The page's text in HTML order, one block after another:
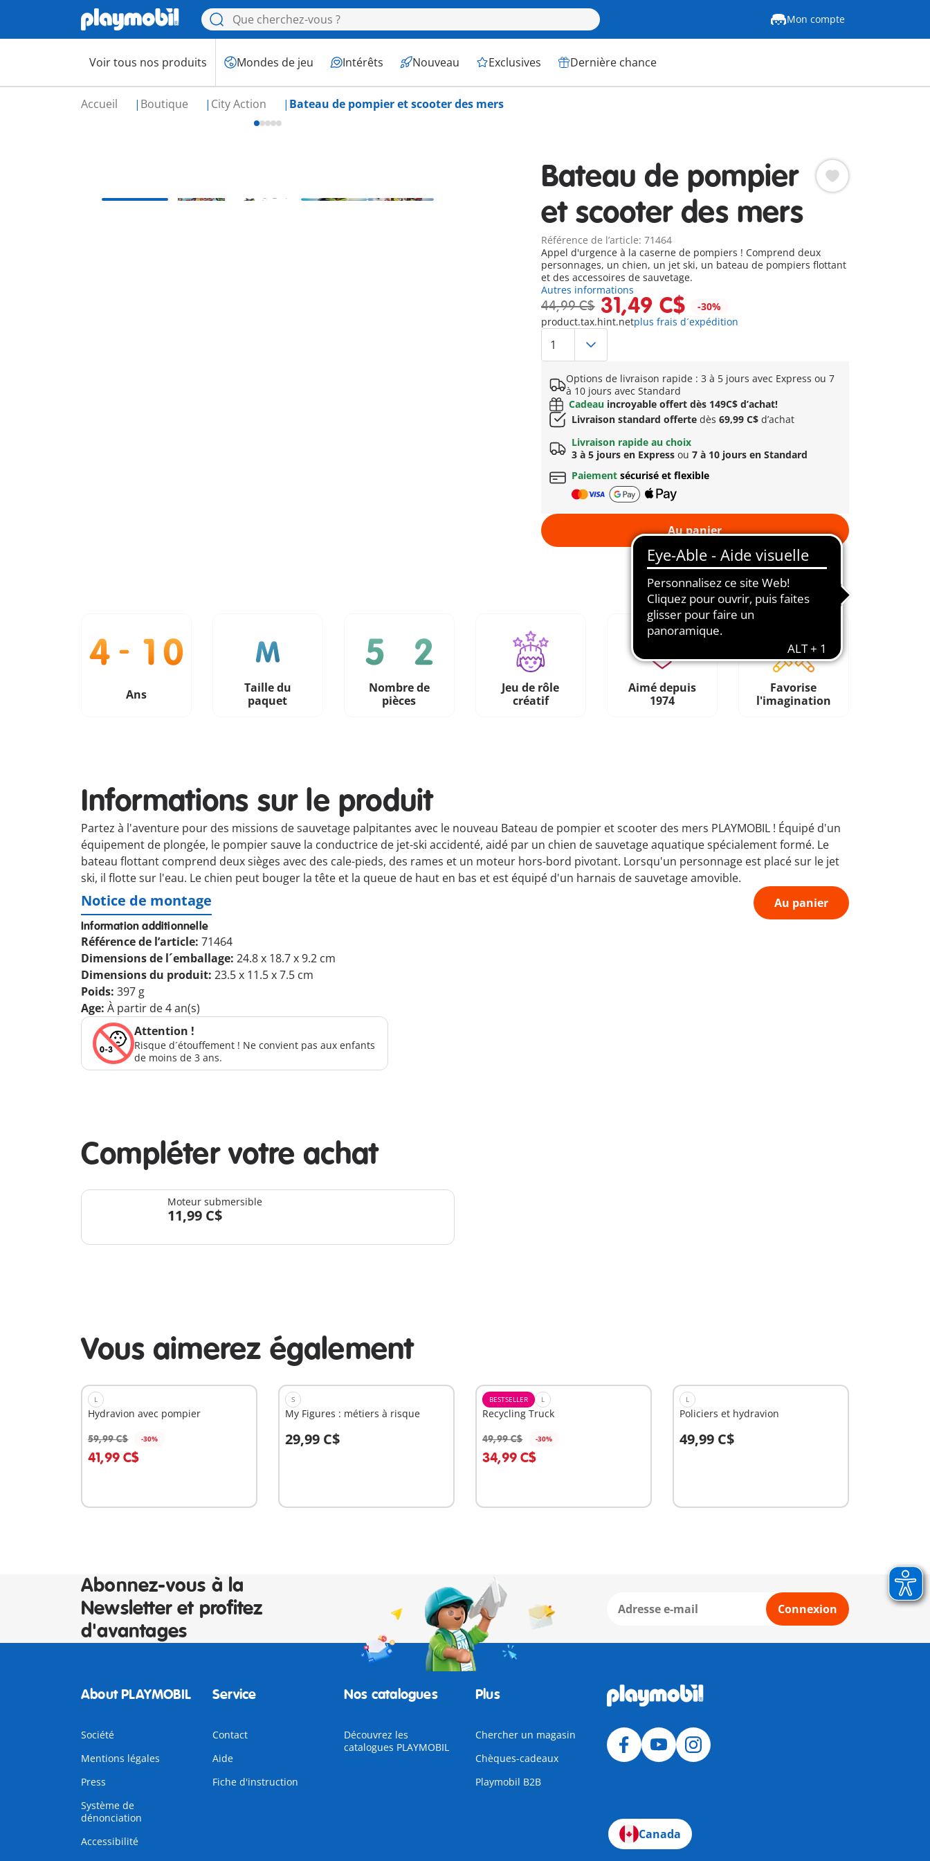
Mon compte
Voir tous nos produits Mondes de jeu Intérêts Nouveau Exclusives Dernière chance
Accueil Boutique City Action Bateau de pompier et scooter des mers
Bateau de pompier
et scooter des mers
Référence de l’article: 71464
Appel d'urgence à la caserne de pompiers ! Comprend deux
personnages, un chien, un jet ski, un bateau de pompiers flottant
et des accessoires de sauvetage.
Autres informations
44,99 C$ 31,49 C$
-30%
product.tax.hint.netplus frais d´expédition
Options de livraison rapide : 3 à 5 jours avec Express ou 7
à 10 jours avec Standard
Cadeauincroyable offert dès 149C$ d’achat!
Livraison standard offerte dès 69,99 C$d’achat
Livraison rapide au choix
3 à 5 jours en Expressou 7 à 10 jours en Standard
Paiement sécurisé et flexible
Au panier
Ans
Taille du
paquet
Nombre de
pièces
Jeu de rôle
créatif
Aimé depuis
1974
Favorise
l'imagination
Informations sur le produit
Partez à l'aventure pour des missions de sauvetage palpitantes avec le nouveau Bateau de pompier et scooter des mers PLAYMOBIL ! Équipé d'un
équipement de plongée, le pompier sauve la conductrice de jet-ski accidenté, aidé par un chien de sauvetage aquatique spécialement formé. Le
bateau flottant comprend deux sièges avec des cale-pieds, des rames et un moteur hors-bord pivotant. Lorsqu'un personnage est placé sur le jet
ski, il flotte sur l'eau. Le chien peut bouger la tête et la queue de haut en bas et est équipé d'un harnais de sauvetage amovible.
Au panier
Notice de montage
Information additionnelle
Référence de l’article: 71464
Dimensions de l´emballage: 24.8 x 18.7 x 9.2 cm
Dimensions du produit: 23.5 x 11.5 x 7.5 cm
Poids: 397 g
Age: À partir de 4 an(s)
Attention !
Risque d´étouffement ! Ne convient pas aux enfants
de moins de 3 ans.
Compléter votre achat
Moteur submersible
11,99 C$
Vous aimerez également
L
Hydravion avec pompier
59,99 C$ -30%
41,99 C$
Au panier
S
My Figures : métiers à risque
29,99 C$
Au panier
BESTSELLER L
Recycling Truck
49,99 C$ -30%
34,99 C$
Au panier
L
Policiers et hydravion
49,99 C$
Au panier
Abonnez-vous à la
Newsletter et profitez
d'avantages
Connexion
About PLAYMOBIL
Société
Mentions légales
Press
Système de
dénonciation
Accessibilité
Service
Contact
Aide
Fiche d'instruction
Nos catalogues
Découvrez les
catalogues PLAYMOBIL
Plus
Chercher un magasin
Chèques-cadeaux
Playmobil B2B
Canada